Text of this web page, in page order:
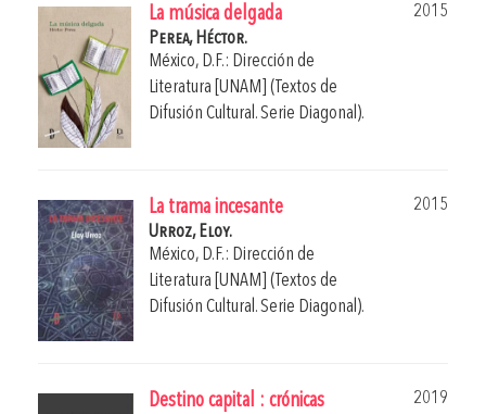
La música delgada
2015
Perea, Héctor.
México, D.F.: Dirección de
Literatura [UNAM] (Textos de
Difusión Cultural. Serie Diagonal).
La trama incesante
2015
Urroz, Eloy.
México, D.F.: Dirección de
Literatura [UNAM] (Textos de
Difusión Cultural. Serie Diagonal).
Destino capital : crónicas
2019